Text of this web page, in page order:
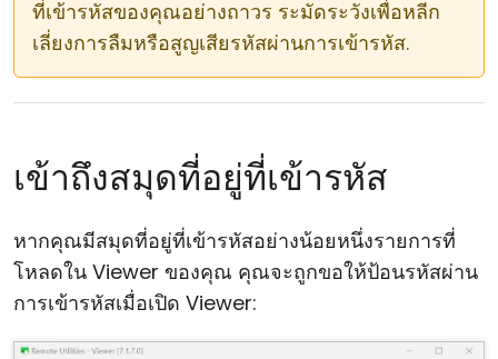
ที่เข้ารหัสของคุณอย่างถาวร ระมัดระวังเพื่อหลีก
เลี่ยงการลืมหรือสูญเสียรหัสผ่านการเข้ารหัส.
เข้าถึงสมุดที่อยู่ที่เข้ารหัส
หากคุณมีสมุดที่อยู่ที่เข้ารหัสอย่างน้อยหนึ่งรายการที่
โหลดใน Viewer ของคุณ คุณจะถูกขอให้ป้อนรหัสผ่าน
การเข้ารหัสเมื่อเปิด Viewer: